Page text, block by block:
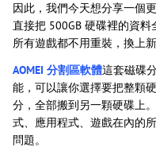
因此，我們今天想分享一個
直接把 500GB 硬碟裡的資料
所有遊戲都不用重裝，換上
AOMEI 分割區軟體這套磁碟
能，可以讓你選擇要把整顆
分，全部搬到另一顆硬碟上
式、應用程式、遊戲在內的
問題。